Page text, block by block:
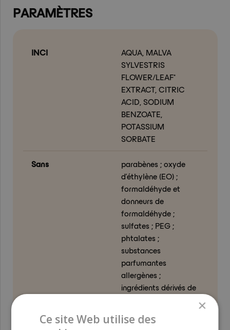
PARAMÈTRES
INCI
AQUA, MALVA
SYLVESTRIS
FLOWER/LEAF*
EXTRACT, CITRIC
ACID, SODIUM
BENZOATE,
POTASSIUM
SORBATE
Sans
parabènes ; oxyde
d’éthylène (EO) ;
formaldéhyde et
donneurs de
formaldéhyde ;
sulfates ; PEG ;
phtalates ;
substances
parfumantes
allergènes ;
ingrédients dérivés de
×
Ce site Web utilise des